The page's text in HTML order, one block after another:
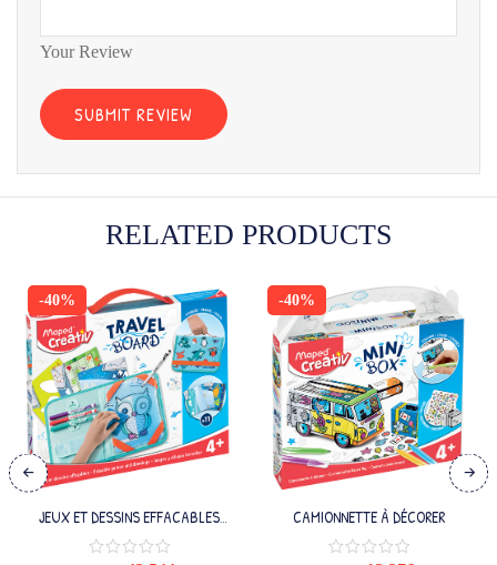
Your Review
RELATED PRODUCTS
-40%
JEUX ET DESSINS EFFACABLES
ANIMAUX
-40%
CAMIONNETTE À DÉCORER